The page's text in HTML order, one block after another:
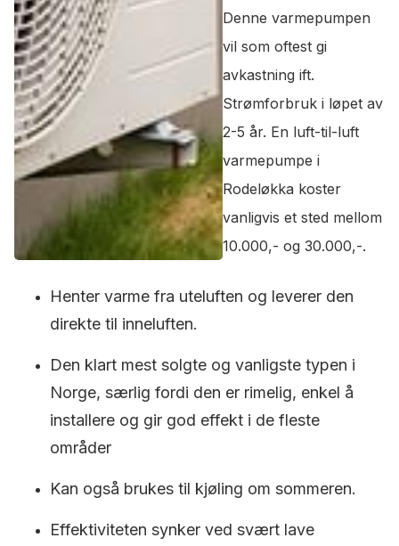
Denne varmepumpen
vil som oftest gi
avkastning ift.
Strømforbruk i løpet av
2-5 år. En luft-til-luft
varmepumpe i
Rodeløkka koster
vanligvis et sted mellom
10.000,- og 30.000,-.
Henter varme fra uteluften og leverer den
direkte til inneluften.
Den klart mest solgte og vanligste typen i
Norge, særlig fordi den er rimelig, enkel å
installere og gir god effekt i de fleste
områder
Kan også brukes til kjøling om sommeren.
Effektiviteten synker ved svært lave